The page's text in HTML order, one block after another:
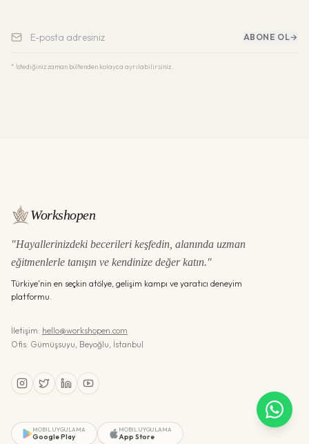
ABONE OL→
* İstediğiniz zaman bültenden kolayca ayrılabilirsiniz.
Workshopen
"Hayallerinizdeki becerileri keşfedin, alanında uzman
eğitmenlerle tanışın ve kendinize değer katın."
Türkiye'nin en seçkin atölye, gelişim kampı ve yaratıcı deneyim
platformu.
İletişim: hello@workshopen.com
Ofis: Gümüşsuyu, Beyoğlu, İstanbul
MOBIL UYGULAMA
Google Play
MOBIL UYGULAMA
App Store